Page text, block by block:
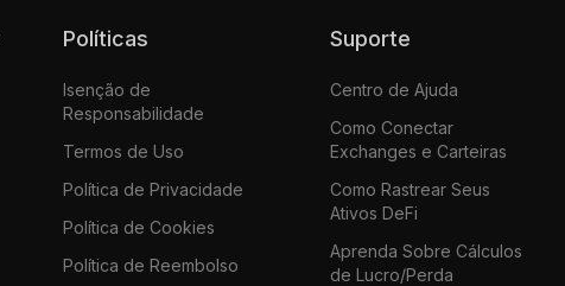
Políticas
Isenção de
Responsabilidade
Termos de Uso
Política de Privacidade
Política de Cookies
Política de Reembolso
Suporte
Centro de Ajuda
Como Conectar
Exchanges e Carteiras
Como Rastrear Seus
Ativos DeFi
Aprenda Sobre Cálculos
de Lucro/Perda